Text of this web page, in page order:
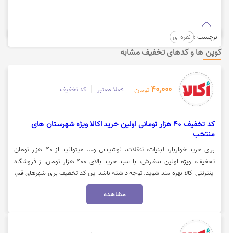
برچسب : نقره ای
کوپن ها و کدهای تخفیف مشابه
40,000 تومان فعلا معتبر کد تخفیف
کد تخفیف 40 هزار تومانی اولین خرید اکالا ویژه شهرستان های
منتخب
برای خرید خواربار، لبنیات، تنقلات، نوشیدنی و... میتوانید از 40 هزار تومان
تخفیف، ویژه اولین سفارش، با سبد خرید بالای 400 هزار تومان از فروشگاه
اینترنتی اکالا بهره مند شوید. توجه داشته باشد این کد تخفیف برای شهرهای قم،
کرمانشاه، همدان، تبریز، یزد، خرم آباد، بیرجند، قزوین، کاشان، سمنان، ارومیه و
مشهد فعال میباشد. جهت استفاده از تخفیف روی گزینه "خرید کنید" کلیک
مشاهده